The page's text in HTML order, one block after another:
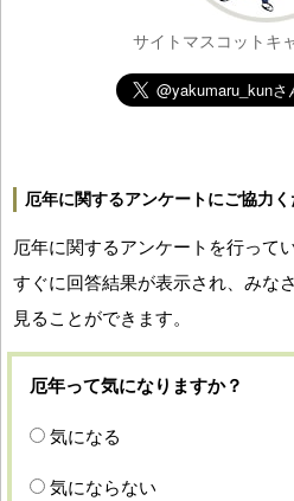
サイトマスコットキ
厄年に関するアンケートにご協力
厄年に関するアンケートを行って
すぐに回答結果が表示され、みな
見ることができます。
厄年って気になりますか？
気になる
気にならない